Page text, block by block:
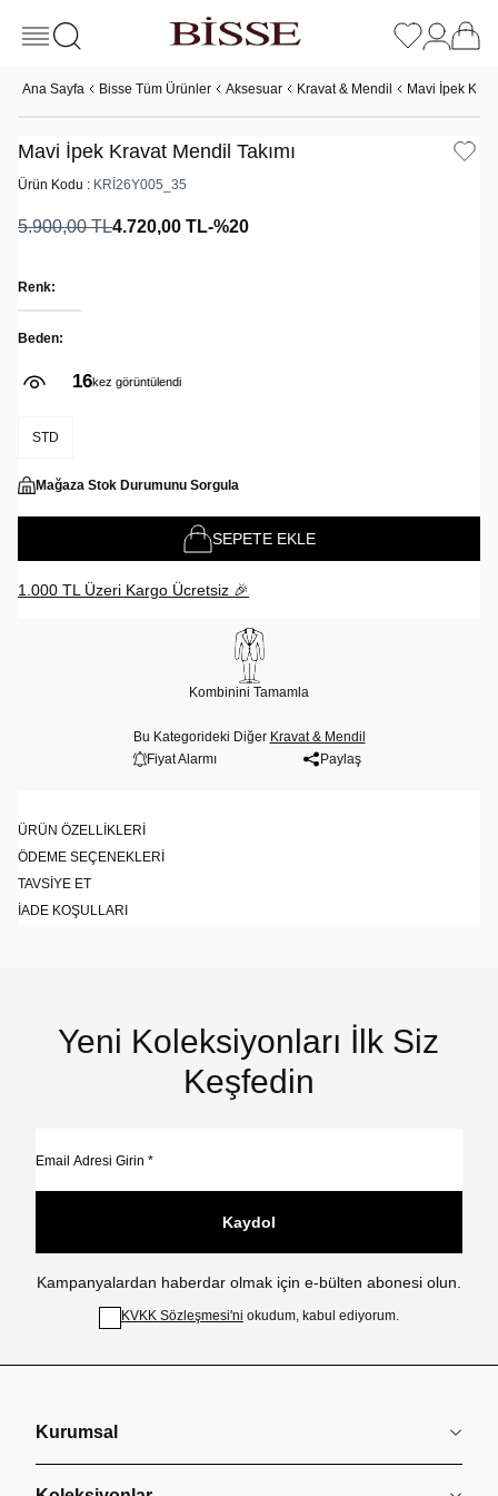
Ana Sayfa Bisse Tüm Ürünler Aksesuar Kravat & Mendil Mavi İpek
Mavi İpek Kravat Mendil Takımı
Ürün Kodu : KRİ26Y005_35
5.900,00TL4.720,00 TL-%20
Renk:
Beden:
16kez görüntülendi
STD
Mağaza Stok Durumunu Sorgula
SEPETE EKLE
1.000 TL Üzeri Kargo Ücretsiz 🎉
Kombinini Tamamla
Bu Kategorideki Diğer Kravat & Mendil
Fiyat Alarmı
Paylaş
ÜRÜN ÖZELLIKLERI
ÖDEME SEÇENEKLERI
TAVSIYE ET
İADE KOŞULLARI
Yeni Koleksiyonları İlk Siz
Keşfedin
Kaydol
Kampanyalardan haberdar olmak için e-bülten abonesi olun.
KVKK Sözleşmesi'ni okudum, kabul ediyorum.
Kurumsal